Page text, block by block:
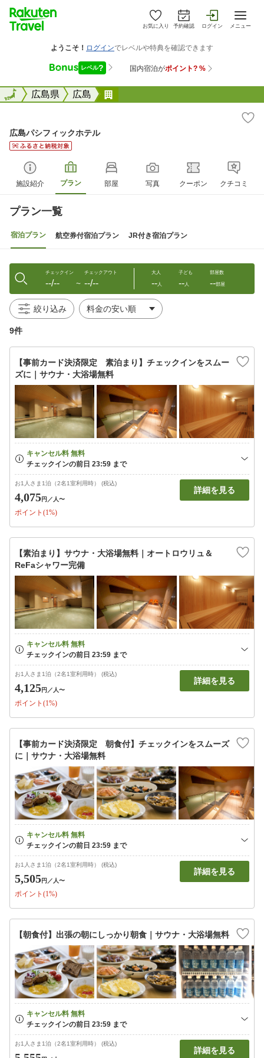
お気に入り 予約確認 ログイン メニュー
全国広島県 広島
全国
広島パシフィックホテル
施設紹介 プラン 部屋 写真 クーポン クチコミ
プラン一覧
宿泊プラン 航空券付宿泊プラン JR付き宿泊プラン
チェックイン
--/-- 〜
チェックアウト
--/--
大人
--人
子ども
--人
部屋数
--部屋
絞り込み
9件
【事前カード決済限定 素泊まり】チェックインをスムー
ズに｜サウナ・大浴場無料
お1人さま1泊（2名1室利用時） (税込)
4,075円 ／人〜
ポイント(1%)
詳細を見る
【素泊まり】サウナ・大浴場無料｜オートロウリュ＆
ReFaシャワー完備
お1人さま1泊（2名1室利用時） (税込)
4,125円 ／人〜
ポイント(1%)
詳細を見る
【事前カード決済限定 朝食付】チェックインをスムーズ
に｜サウナ・大浴場無料
お1人さま1泊（2名1室利用時） (税込)
5,505円 ／人〜
ポイント(1%)
詳細を見る
【朝食付】出張の朝にしっかり朝食｜サウナ・大浴場無料
お1人さま1泊（2名1室利用時） (税込)
詳細を見る